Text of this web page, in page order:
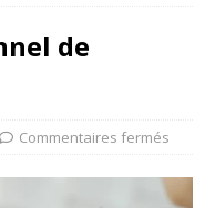
de
Commentaires fermés